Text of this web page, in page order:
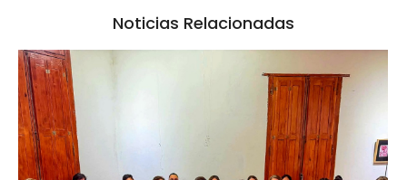
Noticias Relacionadas